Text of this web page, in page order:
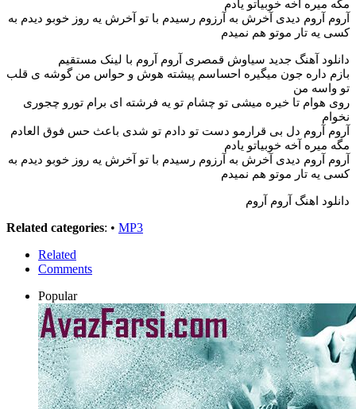
مگه میره آخه خوبیاتو یادم
آروم آروم دیدی آخرش به آرزوم رسیدم با تو آخرش یه روز خوبو دیدم به
کسی یه تار موتو هم نمیدم
دانلود آهنگ جدید سیاوش قمصری آروم آروم با لینک مستقیم
بازم داره جون میگیره احساسم پیشته هوش و حواس من گوشه ی قلب
تو واسه من
روی هوام تا خیره میشی تو چشام تو یه فرشته ای برام تورو چجوری
نخوام
آروم آروم دل بی قرارمو دست تو دادم تو شدی باعث حس فوق العادم
مگه میره آخه خوبیاتو یادم
آروم آروم دیدی آخرش به آرزوم رسیدم با تو آخرش یه روز خوبو دیدم به
کسی یه تار موتو هم نمیدم
دانلود اهنگ آروم آروم
Related categories: • MP3
Related
Comments
Popular